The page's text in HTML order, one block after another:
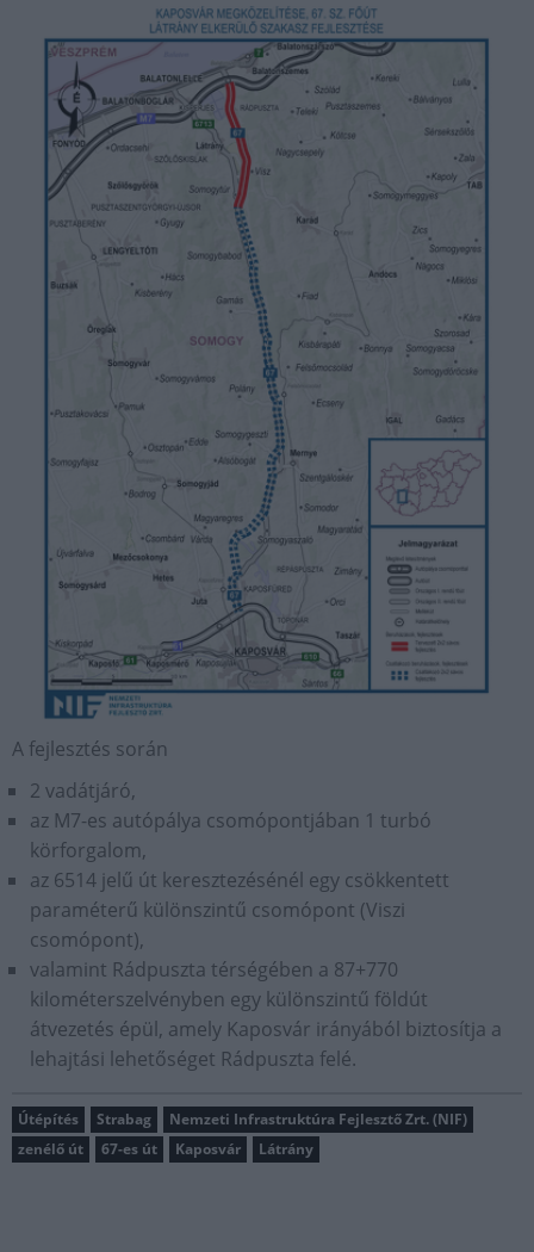
A fejlesztés során
2 vadátjáró,
az M7-es autópálya csomópontjában 1 turbó
körforgalom,
az 6514 jelű út keresztezésénél egy csökkentett
paraméterű különszintű csomópont (Viszi
csomópont),
valamint Rádpuszta térségében a 87+770
kilométerszelvényben egy különszintű földút
átvezetés épül, amely Kaposvár irányából biztosítja a
lehajtási lehetőséget Rádpuszta felé.
Útépítés Strabag
Nemzeti Infrastruktúra Fejlesztő Zrt. (NIF)
zenélő út
67-es út Kaposvár Látrány